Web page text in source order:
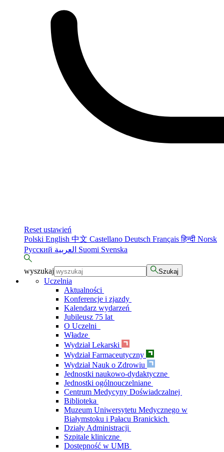
Reset ustawień
Polski English 中文 Castellano Deutsch Françaisहिन्दी Norsk
Русский
Suomi Svenska
wyszukaj Szukaj
Uczelnia
Aktualności
Konferencje i zjazdy
Kalendarz wydarzeń
Jubileusz 75 lat
O Uczelni
Władze
Wydział Lekarski
Wydział Farmaceutyczny
Wydział Nauk o Zdrowiu
Jednostki naukowo-dydaktyczne
Jednostki ogólnouczelniane
Centrum Medycyny Doświadczalnej
Biblioteka
Muzeum Uniwersytetu Medycznego w
Białymstoku i Pałacu Branickich
Działy Administracji
Szpitale kliniczne
Dostępność w UMB